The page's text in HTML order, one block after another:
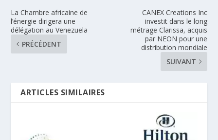
La Chambre africaine de
l’énergie dirigera une
délégation au Venezuela
PRÉCÉDENT
CANEX Creations Inc
investit dans le long
métrage Clarissa, acquis
par NEON pour une
distribution mondiale
SUIVANT
ARTICLES SIMILAIRES